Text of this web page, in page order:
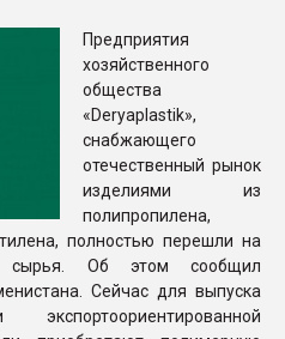
Предприятия
хозяйственного
общества
«Deryaplastik»,
снабжающего
отечественный рынок
изделиями из
полипропилена,
полностью перешли на
сырья. Об этом сообщил
Сейчас для выпуска